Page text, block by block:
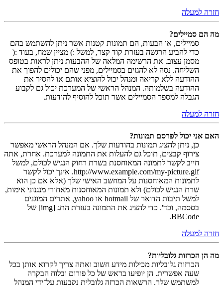
חזרה למעלה
מה הם סמיילים?
סמיילים, או הבעות, הם תמונות קטנות אשר ניתן להשתמש בהם
כדי להביע הרגשה בעזרת קוד קצר, למשל :) מציין שמח, בעוד :(
מסמן עצוב. את הרשימה המלאה של ההבעות ניתן לראות בטופס
השליחה. נסה לא להגזים בסמיילים, מפני שהם יכולים להפוך את
ההודעה ללא קריאה ומנהל יכול להוציא אותם או להסיר את
ההודעה בשלמותה. המנהל הראשי של המערכת יכול גם לקבוע
הגבלה למספר הסמיילים אשר תוכל להוסיף להודעות.
חזרה למעלה
האם אני יכול לפרסם תמונות?
כן, ניתן להציג תמונות בהודעות שלך. אם המנהל הראשי מאפשר
צירוף קבצים, תוכל גם להעלות את התמונה למערכת. אחרת, אתה
חייב לקשר לתמונה המאוחסנת בשרת רחוק הנגיש לכולם, למשל
http://www.example.com/my-picture.gif. אינך יכול לקשר
לתמונות המאוחסנות על המחשב האישי שלך (אלא אם כן הוא
שרת הנגיש לכולם) ולא תמונות המאוחסנות מאחורי מנגנוני אימות,
למשל תיבות הדואר של hotmail או yahoo, אתרים המוגנים
בססמה, וכד'. כדי להציג את התמונה בעזרת התג [img] של
BBCode.
חזרה למעלה
מה הן הכרזות גלובליות?
הכרזות גלובליות מכילות מידע חשוב ואתה צריך לקרוא אותן בכל
שעה אפשרית. הן יופיעו בראש של כל פורום ובלוח הבקרה
למשתמש שלך. הרשאות הכרזה גלובלית נקבעות על־ידי המנהל